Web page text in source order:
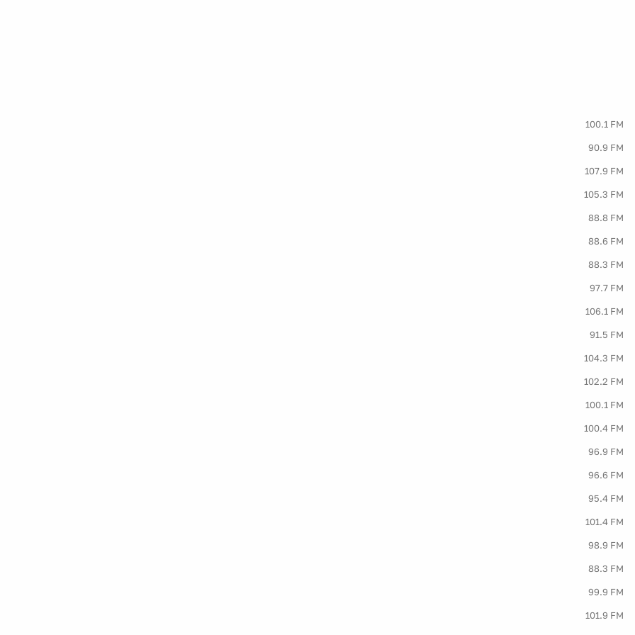
100.1 FM
90.9 FM
107.9 FM
105.3 FM
88.8 FM
88.6 FM
88.3 FM
97.7 FM
106.1 FM
91.5 FM
104.3 FM
102.2 FM
100.1 FM
100.4 FM
96.9 FM
96.6 FM
95.4 FM
101.4 FM
98.9 FM
88.3 FM
99.9 FM
101.9 FM